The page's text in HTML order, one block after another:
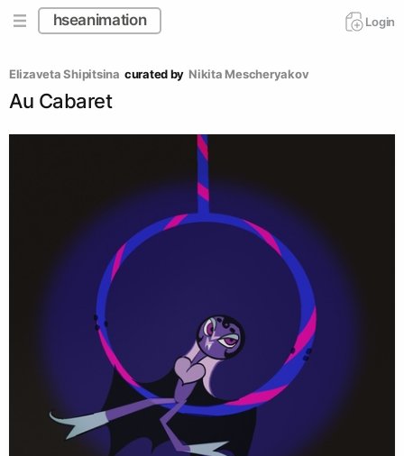
hseanimation Login
Elizaveta Shipitsina curated by Nikita Mescheryakov
Au Cabaret